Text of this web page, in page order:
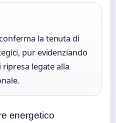
la tenuta di
pur evidenziando
legate alla
energetico